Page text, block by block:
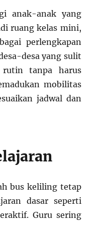
anak-anak yang
ruang kelas mini,
perlengkapan
desa yang sulit
rutin tanpa harus
mobilitas
jadwal dan
bus keliling tetap
dasar seperti
Guru sering